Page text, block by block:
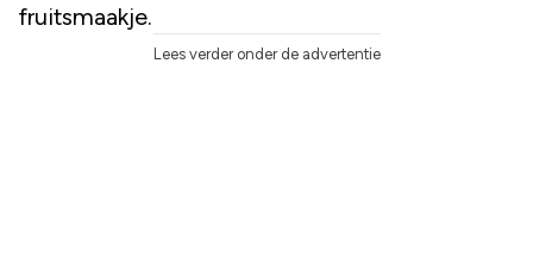
fruitsmaakje.
Lees verder onder de advertentie